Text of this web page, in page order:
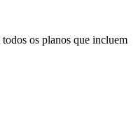
os planos que incluem